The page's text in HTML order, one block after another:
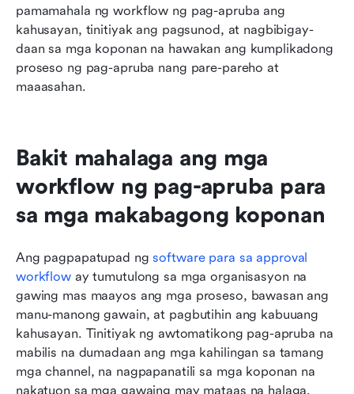
pamamahala ng workflow ng pag-apruba ang
kahusayan, tinitiyak ang pagsunod, at nagbibigay-
daan sa mga koponan na hawakan ang kumplikadong
proseso ng pag-apruba nang pare-pareho at
maaasahan.
Bakit mahalaga ang mga
workflow ng pag-apruba para
sa mga makabagong koponan
Ang pagpapatupad ng software para sa approval
workflow ay tumutulong sa mga organisasyon na
gawing mas maayos ang mga proseso, bawasan ang
manu-manong gawain, at pagbutihin ang kabuuang
kahusayan. Tinitiyak ng awtomatikong pag-apruba na
mabilis na dumadaan ang mga kahilingan sa tamang
mga channel, na nagpapanatili sa mga koponan na
nakatuon sa mga gawaing may mataas na halaga.